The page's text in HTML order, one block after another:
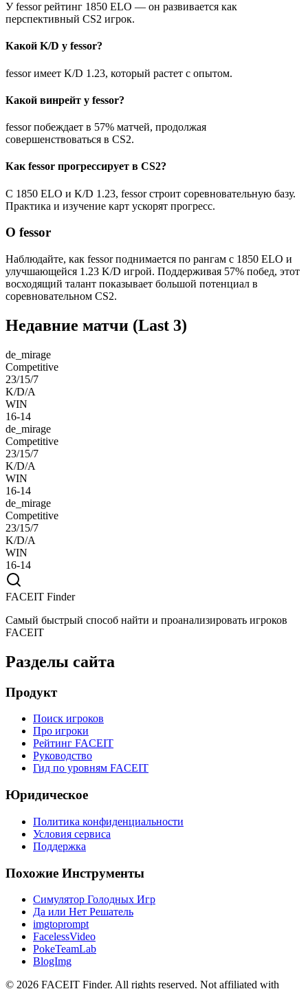
У fessor рейтинг 1850 ELO — он развивается как
перспективный CS2 игрок.
Какой K/D у fessor?
fessor имеет K/D 1.23, который растет с опытом.
Какой винрейт у fessor?
fessor побеждает в 57% матчей, продолжая
совершенствоваться в CS2.
Как fessor прогрессирует в CS2?
С 1850 ELO и K/D 1.23, fessor строит соревновательную базу.
Практика и изучение карт ускорят прогресс.
О fessor
Наблюдайте, как fessor поднимается по рангам с 1850 ELO и
улучшающейся 1.23 K/D игрой. Поддерживая 57% побед, этот
восходящий талант показывает большой потенциал в
соревновательном CS2.
Недавние матчи (Last 3)
de_mirage
Competitive
23/15/7
K/D/A
WIN
16-14
de_mirage
Competitive
23/15/7
K/D/A
WIN
16-14
de_mirage
Competitive
23/15/7
K/D/A
WIN
16-14
FACEIT Finder
Самый быстрый способ найти и проанализировать игроков
FACEIT
Разделы сайта
Продукт
Поиск игроков
Про игроки
Рейтинг FACEIT
Руководство
Гид по уровням FACEIT
Юридическое
Политика конфиденциальности
Условия сервиса
Поддержка
Похожие Инструменты
Симулятор Голодных Игр
Да или Нет Решатель
imgtoprompt
FacelessVideo
PokeTeamLab
BlogImg
© 2026 FACEIT Finder. All rights reserved. Not affiliated with